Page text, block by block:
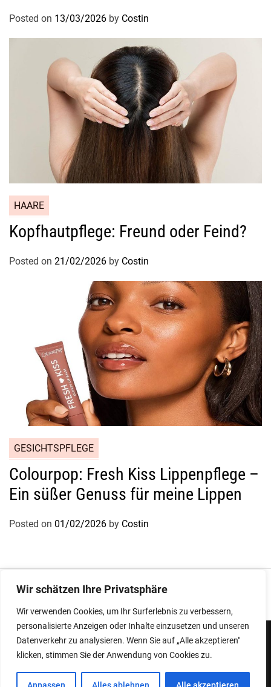
Wir schätzen Ihre Privatsphäre
Wir verwenden Cookies, um Ihr Surferlebnis zu verbessern,
personalisierte Anzeigen oder Inhalte einzusetzen und unseren
Datenverkehr zu analysieren. Wenn Sie auf „Alle akzeptieren"
klicken, stimmen Sie der Anwendung von Cookies zu.
Posted on 13/03/2026 by Costin
HAARE
Kopfhautpflege: Freund oder Feind?
Posted on 21/02/2026 by Costin
GESICHTSPFLEGE
Colourpop: Fresh Kiss Lippenpflege –
Ein süßer Genuss für meine Lippen
Posted on 01/02/2026 by Costin
Designed & Developed by ThemeinWP Team